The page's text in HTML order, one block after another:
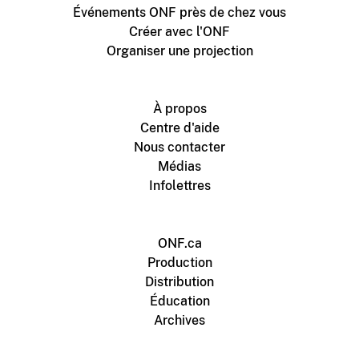
Événements ONF près de chez vous
Créer avec l'ONF
Organiser une projection
À propos
Centre d'aide
Nous contacter
Médias
Infolettres
ONF.ca
Production
Distribution
Éducation
Archives